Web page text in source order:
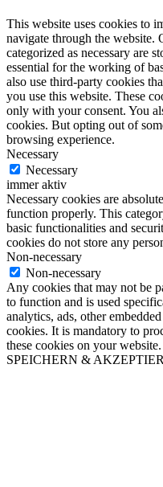
This website uses cookies to
navigate through the website.
categorized as necessary are
essential for the working of
also use third-party cookies
you use this website. These
only with your consent. You
cookies. But opting out of
browsing experience.
Necessary
Necessary
immer aktiv
Necessary cookies are
function properly. This
basic functionalities and
cookies do not store any
Non-necessary
Non-necessary
Any cookies that may not be
to function and is used
analytics, ads, other
cookies. It is mandatory to
these cookies on your website.
SPEICHERN &